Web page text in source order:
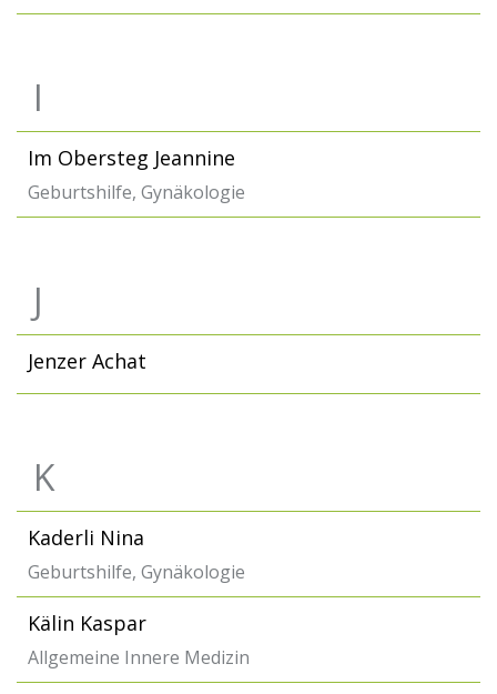
I
Im Obersteg Jeannine
Geburtshilfe, Gynäkologie
J
Jenzer Achat
K
Kaderli Nina
Geburtshilfe, Gynäkologie
Kälin Kaspar
Allgemeine Innere Medizin